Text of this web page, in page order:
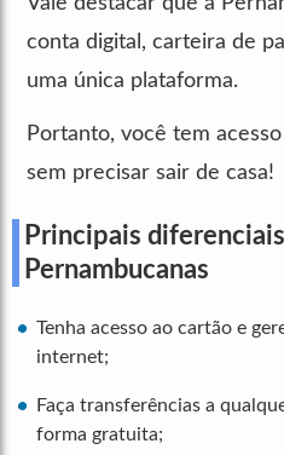
conta digital, carteira de
uma única plataforma.
Portanto, você tem
sem precisar sair de casa!
Principais
Pernambucanas
Tenha acesso ao cartão e
internet;
Faça transferências a
forma gratuita;